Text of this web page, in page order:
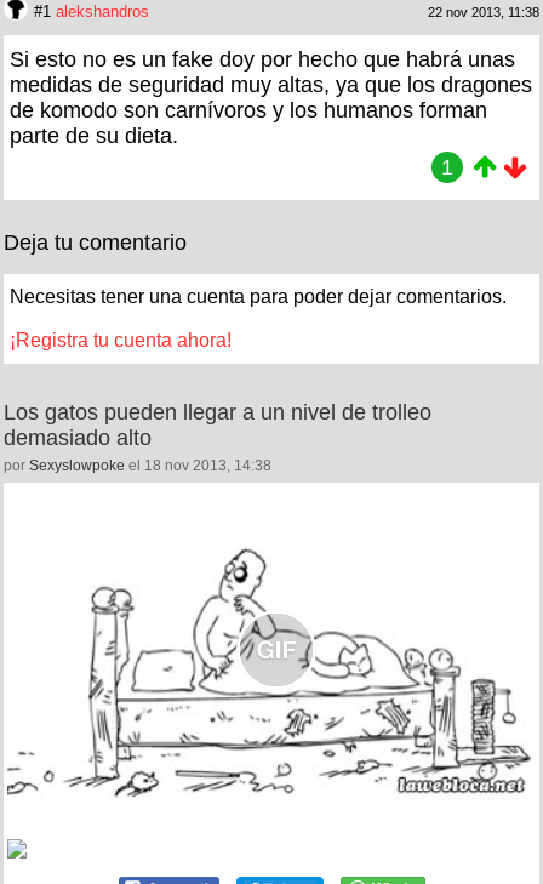
#1 alekshandros 22 nov 2013, 11:38
Si esto no es un fake doy por hecho que habrá unas
medidas de seguridad muy altas, ya que los dragones
de komodo son carnívoros y los humanos forman
parte de su dieta.
1
Deja tu comentario
Necesitas tener una cuenta para poder dejar comentarios.
¡Registra tu cuenta ahora!
Los gatos pueden llegar a un nivel de trolleo
demasiado alto
por Sexyslowpoke el 18 nov 2013, 14:38